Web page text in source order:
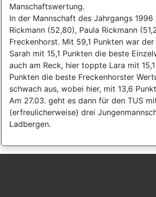
Manschaftswertung.
In der Mannschaft des Jahrgangs
Rickmann (52,80), Paula Rickmann
Freckenhorst. Mit 59,1 Punkten war
Sarah mit 15,1 Punkten die beste
auch am Reck, hier toppte Lara mit
Punkten die beste Freckenhorster
schwach aus, wobei hier, mit 13,6
Am 27.03. geht es dann für den TUS
(erfreulicherweise) drei
Ladbergen.